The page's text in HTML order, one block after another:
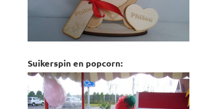
Suikerspin en popcorn: